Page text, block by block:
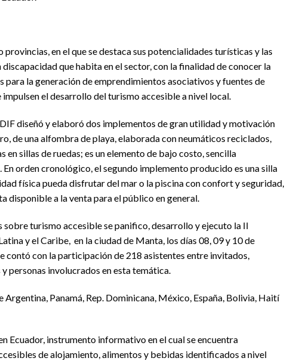
en el que se destaca sus potencialidades turísticas y las
que habita en el sector, con la finalidad de conocer la
la generación de emprendimientos asociativos y fuentes de
el desarrollo del turismo accesible a nivel local.
diseñó y elaboró dos implementos de gran utilidad y motivación
de una alfombra de playa, elaborada con neumáticos reciclados,
sillas de ruedas; es un elemento de bajo costo, sencilla
orden cronológico, el segundo implemento producido es una silla
física pueda disfrutar del mar o la piscina con confort y seguridad,
disponible a la venta para el público en general.
turismo accesible se panifico, desarrollo y ejecuto la II
y el Caribe, en la ciudad de Manta, los días 08, 09 y 10 de
contó con la participación de 218 asistentes entre invitados,
personas involucrados en esta temática.
Panamá, Rep. Dominicana, México, España, Bolivia, Haití
Ecuador, instrumento informativo en el cual se encuentra
de alojamiento, alimentos y bebidas identificados a nivel